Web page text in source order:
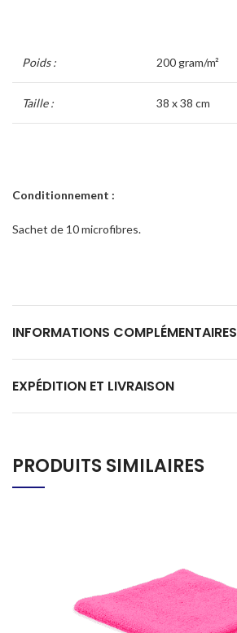
Poids : 200 gram/m²
Taille : 38 x 38 cm
Conditionnement :
Sachet de 10 microfibres.
INFORMATIONS COMPLÉMENTAIRES
EXPÉDITION ET LIVRAISON
PRODUITS SIMILAIRES